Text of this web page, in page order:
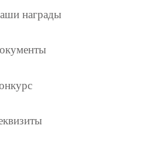
награды